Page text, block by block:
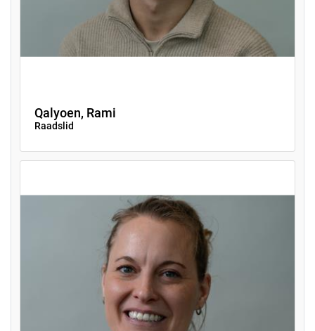
Qalyoen, Rami
Raadslid